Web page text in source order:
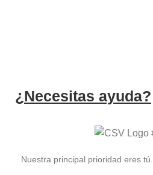
¿Necesitas ayuda?
Nuestra principal prioridad eres tú.